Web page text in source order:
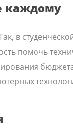
каждому
в
помочь